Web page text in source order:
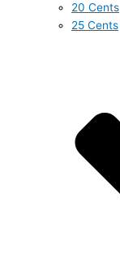
20 Cents
25 Cents